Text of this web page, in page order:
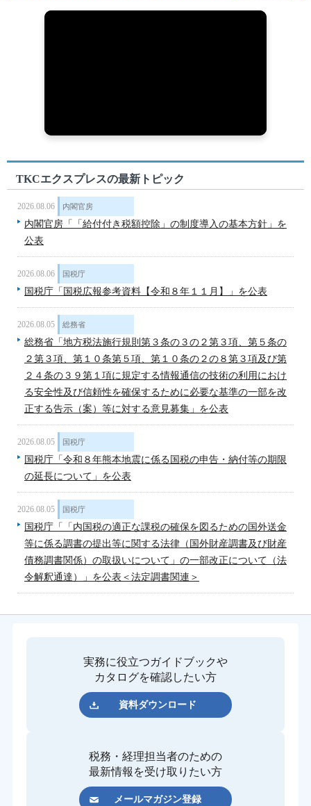
TKCエクスプレスの最新トピック
2026.08.06 内閣官房
内閣官房「「給付付き税額控除」の制度導入の基本方針」を
公表
2026.08.06 国税庁
国税庁「国税広報参考資料【令和８年１１月】」を公表
2026.08.05 総務省
総務省「地方税法施行規則第３条の３の２第３項、第５条の
２第３項、第１０条第５項、第１０条の２の８第３項及び第
２４条の３９第１項に規定する情報通信の技術の利用におけ
る安全性及び信頼性を確保するために必要な基準の一部を改
正する告示（案）等に対する意見募集」を公表
2026.08.05 国税庁
国税庁「令和８年熊本地震に係る国税の申告・納付等の期限
の延長について」を公表
2026.08.05 国税庁
国税庁「「内国税の適正な課税の確保を図るための国外送金
等に係る調書の提出等に関する法律（国外財産調書及び財産
債務調書関係）の取扱いについて」の一部改正について（法
令解釈通達）」を公表＜法定調書関連＞
実務に役立つガイドブックや
カタログを確認したい方
資料ダウンロード
税務・経理担当者のための
最新情報を受け取りたい方
メールマガジン登録